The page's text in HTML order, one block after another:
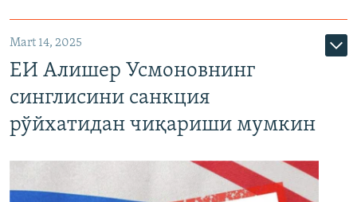
Mart 14, 2025
ЕИ Алишер Усмоновнинг
синглисини санкция
рўйхатидан чиқариши мумкин